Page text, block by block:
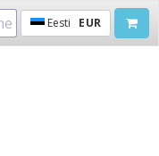
Eesti EUR